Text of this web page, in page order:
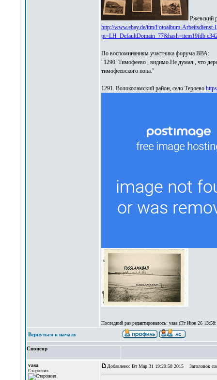
Ржевский
http://www.ebay.de/itm/Fotoalbum-
pt=LH_DefaultDomain_77&hash=item19fdb
По воспоминаниям участника форума ВВА:
"1290. Тимофеево , видимо.Не думал , что
тимофеевского попа."
1291. Волоколамский район, село Теряево
Последний раз редактировалось: vasa (Пт Июн 26
Вернуться к началу
Спонсор
vasa
Старожил
Добавлено: Вт Мар 31 19:29:58 2015 Заголовок